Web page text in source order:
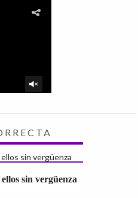
sin vergüenza